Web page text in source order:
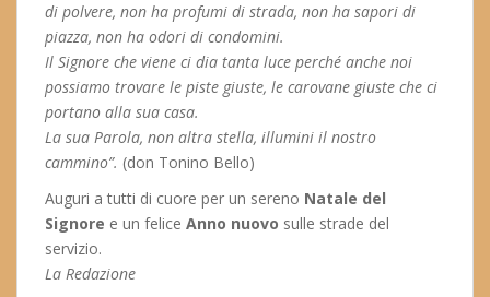
di polvere, non ha profumi di strada, non ha sapori di
piazza, non ha odori di condomini.
Il Signore che viene ci dia tanta luce perché anche noi
possiamo trovare le piste giuste, le carovane giuste che ci
portano alla sua casa.
La sua Parola, non altra stella, illumini il nostro
cammino”. (don Tonino Bello)
Auguri a tutti di cuore per un sereno Natale del
Signore e un felice Anno nuovo sulle strade del
servizio.
La Redazione